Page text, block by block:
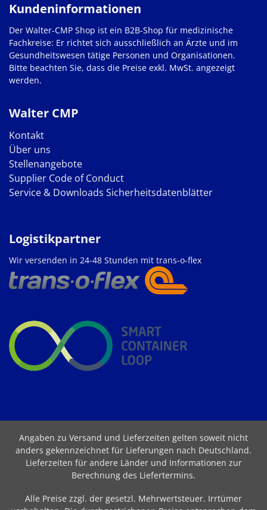
Walter CMP
Kontakt
Über uns
Stellenangebote
Supplier Code of Conduct
Service & Downloads Sicherheitsdatenblätter
Kundeninformationen
Der Walter-CMP Shop ist ein B2B-Shop für medizinische
Fachkreise: Er richtet sich ausschließlich an Ärzte und im
Gesundheitswesen tätige Personen und Organisationen.
Bitte beachten Sie, dass die Preise exkl. MwSt. angezeigt
werden.
Logistikpartner
Wir versenden in 24-48 Stunden mit trans-o-flex
Angaben zu Versand und Lieferzeiten gelten soweit nicht
anders gekennzeichnet für Lieferungen nach Deutschland.
Lieferzeiten für andere Länder und Informationen zur
Berechnung des Liefertermins.
Alle Preise zzgl. der gesetzl. Mehrwertsteuer. Irrtümer